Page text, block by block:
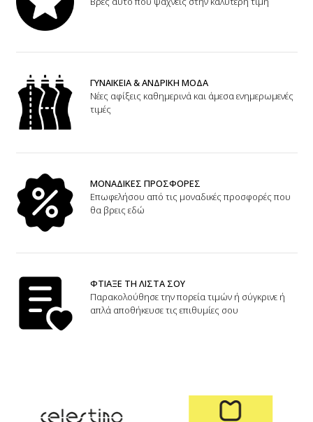
ΓΥΝΑΙΚΕΙΑ & ΑΝΔΡΙΚΗ ΜΟΔΑ
Νέες αφίξεις καθημερινά και άμεσα ενημερωμενές
τιμές
ΜΟΝΑΔΙΚΕΣ ΠΡΟΣΦΟΡΕΣ
Επωφελήσου από τις μοναδικές προσφορές που
θα βρεις εδώ
ΦΤΙΑΞΕ ΤΗ ΛΙΣΤΑ ΣΟΥ
Παρακολούθησε την πορεία τιμών ή σύγκρινε ή
απλά αποθήκευσε τις επιθυμίες σου